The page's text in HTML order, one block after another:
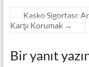
Kasko Sigortası:
Karşı Korumak →
Bir yanıt